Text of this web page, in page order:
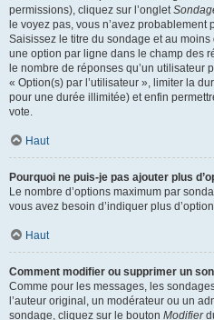
permissions), cliquez sur l’onglet
le voyez pas, vous n’avez
Saisissez le titre du sondage et au
une option par ligne dans le champ des
le nombre de réponses qu’un utilisateur
« Option(s) par l’utilisateur », limiter la
pour une durée illimitée) et enfin
vote.
Haut
Pourquoi ne puis-je pas ajouter plus
Le nombre d’options maximum par
vous avez besoin d’indiquer plus
Haut
Comment modifier ou supprimer un
Comme pour les messages, les
l’auteur original, un modérateur ou un
sondage, cliquez sur le bouton Modifier